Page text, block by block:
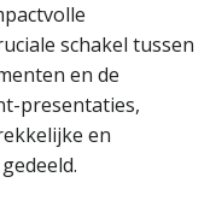
schakel tussen
en de
presentaties,
en